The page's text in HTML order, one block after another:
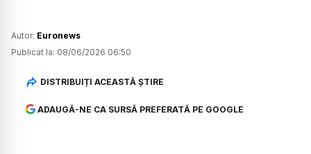
Autor: Euronews
Publicat la: 08/06/2026 06:50
DISTRIBUIȚI ACEASTĂ ȘTIRE
ADAUGĂ-NE CA SURSĂ PREFERATĂ PE GOOGLE